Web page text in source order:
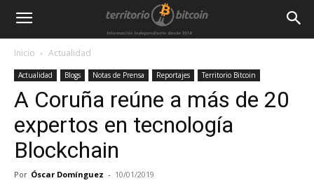
Inicio Actualidad
Actualidad Blogs Notas de Prensa Reportajes Territorio Bitcoin
A Coruña reúne a más de 20
expertos en tecnología
Blockchain
Por Óscar Domínguez - 10/01/2019